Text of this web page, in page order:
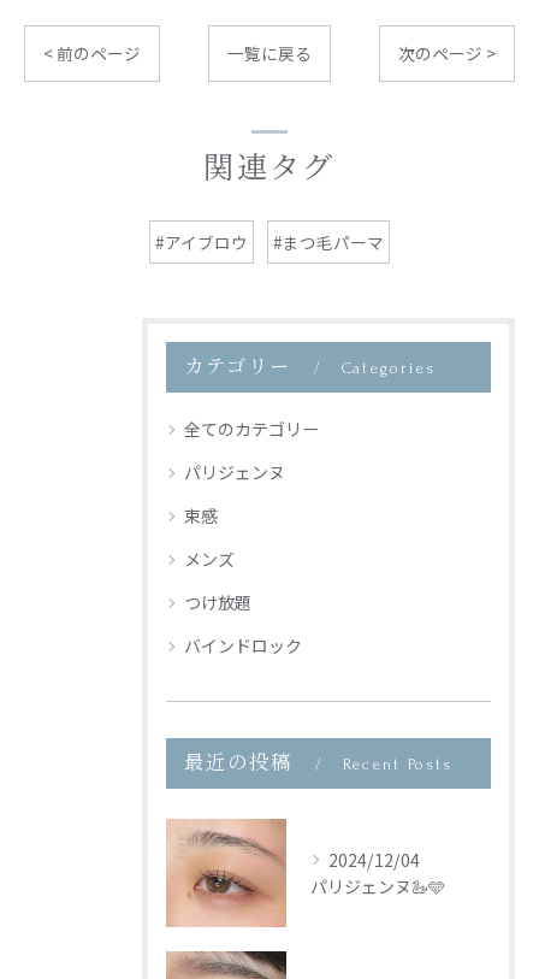
< 前のページ 一覧に戻る 次のページ >
関連タグ
#アイブロウ #まつ毛パーマ
カテゴリー Categories
全てのカテゴリー
パリジェンヌ
束感
メンズ
つけ放題
バインドロック
最近の投稿 Recent Posts
2024/12/04
パリジェンヌ🦢🩵